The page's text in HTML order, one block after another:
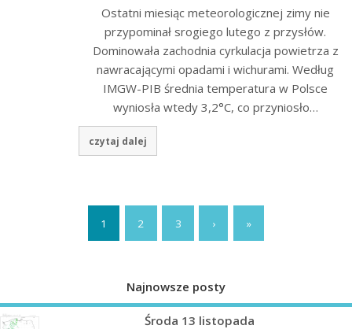
Ostatni miesiąc meteorologicznej zimy nie
przypominał srogiego lutego z przysłów.
Dominowała zachodnia cyrkulacja powietrza z
nawracającymi opadami i wichurami. Według
IMGW-PIB średnia temperatura w Polsce
wyniosła wtedy 3,2°C, co przyniosło…
czytaj dalej
1 2 3 › »
Najnowsze posty
Środa 13 listopada